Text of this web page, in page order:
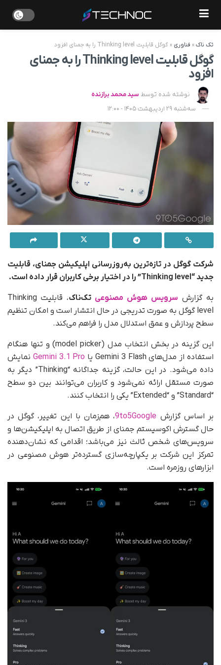
تک ناک» فناوری » گوگل قابلیت Thinking level را به جمنای افزود
گوگل قابلیت Thinking level را به جمنای
افزود
نوشته شده توسط سید محمد برازنده
سه‌شنبه 29 اردیبهشت 1405 - 12:00
شرکت گوگل در تازه‌ترین به‌روزرسانی اپلیکیشن جمنای، قابلیت
جدید “Thinking level” را در اختیار برخی کاربران قرار داده است.
به گزارش سرویس هوش مصنوعی تک‌ناک
، قابلیت Thinking
level گوگل به‌ صورت تدریجی در حال انتشار است و امکان تنظیم
سطح پردازش و عمق استدلال مدل را فراهم می‌کند.
این گزینه در بخش انتخاب مدل (model picker) و تنها هنگام
استفاده از مدل‌های Gemini 3 Flash یا
Gemini 3.1 Pro نمایش
داده می‌شود. در این حالت، گزینه جداگانه “Thinking” دیگر به‌
صورت مستقل ارائه نمی‌شود و کاربران می‌توانند بین دو سطح
“Standard” و “Extended” یکی را انتخاب کنند.
بر اساس گزارش 9to5Google، هم‌زمان با این تغییر، گوگل در
حال گسترش اکوسیستم جمنای از طریق اتصال به اپلیکیشن‌ها و
سرویس‌های شخص ثالث نیز می‌باشد؛ اقدامی که نشان‌دهنده
تمرکز این شرکت بر یکپارچه‌سازی گسترده‌تر هوش مصنوعی در
ابزارهای روزمره است.